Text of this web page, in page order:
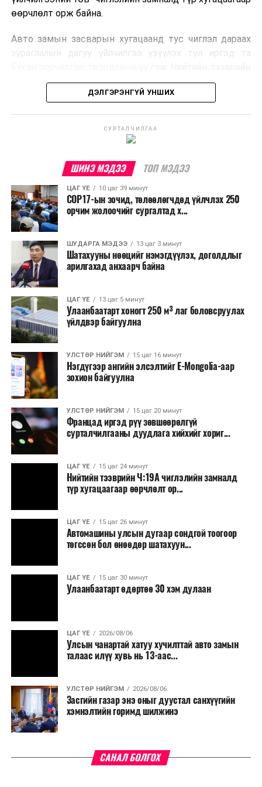
боловсруулах үйлдвэрүүдээр дулаан, цахилгаан
Ийнхүү лаг хатаах, шатаах технологийг лагийн
улсад өргөн ашиглаж байна.
өөрчлөлт орж байна.
Авто замын засварын хугацаанд тус чиглэл дараах
зураглалын дагуу үйлчилгээ үзүүлэх тул иргэд та
бодлогын газраас мэдээллээ.
ДЭЛГЭРЭНГҮЙ УНШИХ
СУРТАЛЧИЛГАА
ШИНЭ МЭДЭЭ ТОП МЭДЭЭ
ЦАГ ҮЕ 10 цаг 39 минут
COP17-ын зочид, төлөөлөгчдөд үйлчлэх 250
орчим жолоочийг сургалтад х...
ШУДАРГА МЭДЭЭ 13 цаг 3 минут
Шатахууны нөөцийг нэмэгдүүлэх, доголдлыг
арилгахад анхаарч байна
ЦАГ ҮЕ 13 цаг 5 минут
Улаанбаатарт хоногт 250 м³ лаг боловсруулах
үйлдвэр байгуулна
УЛСТӨР НИЙГЭМ 15 цаг 16 минут
Нэгдүгээр ангийн элсэлтийг E-Mongolia-аар
зохион байгуулна
УЛСТӨР НИЙГЭМ 15 цаг 20 минут
Францад иргэд рүү зөвшөөрөлгүй
сурталчилгааны дуудлага хийхийг хориг...
ЦАГ ҮЕ 15 цаг 24 минут
Нийтийн тээврийн Ч:19А чиглэлийн замналд
түр хугацаагаар өөрчлөлт ор...
ЦАГ ҮЕ 15 цаг 26 минут
Автомашины улсын дугаар сондгой тоогоор
төгссөн бол өнөөдөр шатахуун...
ЦАГ ҮЕ 15 цаг 30 минут
Улаанбаатарт өдөртөө 30 хэм дулаан
ЦАГ ҮЕ 2026/08/06
Улсын чанартай хатуу хучилттай авто замын
талаас илүү хувь нь 13-аас...
УЛСТӨР НИЙГЭМ 2026/08/06
Засгийн газар энэ оныг дуустал санхүүгийн
хэмнэлтийн горимд шилжинэ
САНАЛ БОЛГОХ